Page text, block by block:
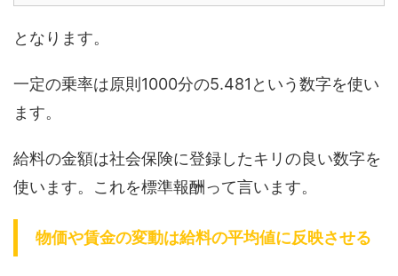
となります。
一定の乗率は原則1000分の5.481という数字を使い
ます。
給料の金額は社会保険に登録したキリの良い数字を
使います。これを標準報酬って言います。
物価や賃金の変動は給料の平均値に反映させる